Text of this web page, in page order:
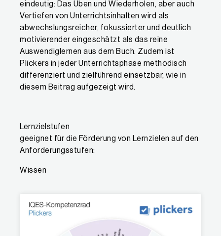
eindeutig: Das Üben und Wiederholen, aber auch
Vertiefen von Unterrichtsinhalten wird als
abwechslungsreicher, fokussierter und deutlich
motivierender eingeschätzt als das reine
Auswendiglernen aus dem Buch. Zudem ist
Plickers in jeder Unterrichtsphase methodisch
differenziert und zielführend einsetzbar, wie in
diesem Beitrag aufgezeigt wird.
Lernzielstufen
geeignet für die Förderung von Lernzielen auf den
Anforderungsstufen:
Wissen